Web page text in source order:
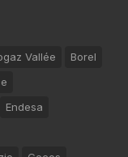
Vallée
Borel
Endesa